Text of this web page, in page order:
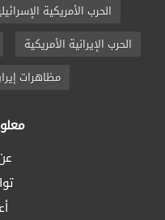
الحرب الأمريكية
الحرب الإيرانية الأمريكية
مظاهرات